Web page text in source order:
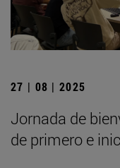
27 | 08 | 2025
Jornada de
de primero e